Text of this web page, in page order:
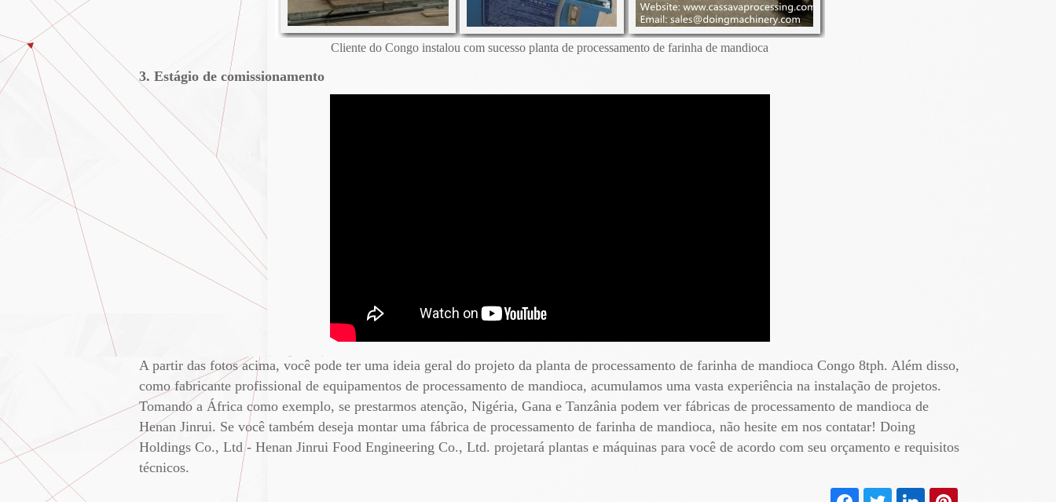
Cliente do Congo instalou com sucesso planta de processamento de farinha de mandioca
3. Estágio de comissionamento
A partir das fotos acima, você pode ter uma ideia geral do projeto da planta de processamento de farinha de mandioca Congo 8tph. Além disso,
como fabricante profissional de equipamentos de processamento de mandioca, acumulamos uma vasta experiência na instalação de projetos.
Tomando a África como exemplo, se prestarmos atenção, Nigéria, Gana e Tanzânia podem ver fábricas de processamento de mandioca de
Henan Jinrui. Se você também deseja montar uma fábrica de processamento de farinha de mandioca, não hesite em nos contatar! Doing
Holdings Co., Ltd - Henan Jinrui Food Engineering Co., Ltd. projetará plantas e máquinas para você de acordo com seu orçamento e requisitos
técnicos.